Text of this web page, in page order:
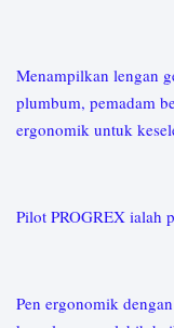
Menampilkan lengan
plumbum, pemadam
ergonomik untuk
Pilot PROGREX ialah
Pen ergonomik